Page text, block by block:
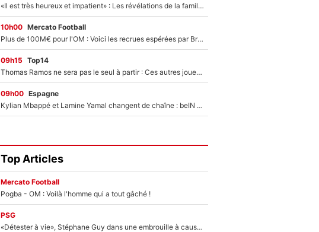
«Il est très heureux et impatient» : Les révélations de la famille Zidane sur sa prise de pouvoir en équipe de France !
10h00 Mercato Football
Plus de 100M€ pour l'OM : Voici les recrues espérées par Bruno Genesio et Grégory Lorenzi après l’opération dégraissage
09h15 Top14
Thomas Ramos ne sera pas le seul à partir : Ces autres joueurs du XV de France pourraient aussi quitter le Stade Toulousain, un club de Top 14 est déjà sur les rangs
09h00 Espagne
Kylian Mbappé et Lamine Yamal changent de chaîne : beIN SPORTS ne digère pas cette décision historique et prédit un fiasco pour la Liga
Top Articles
Mercato Football
Pogba - OM : Voilà l'homme qui a tout gâché !
PSG
«Détester à vie», Stéphane Guy dans une embrouille à cause du PSG !